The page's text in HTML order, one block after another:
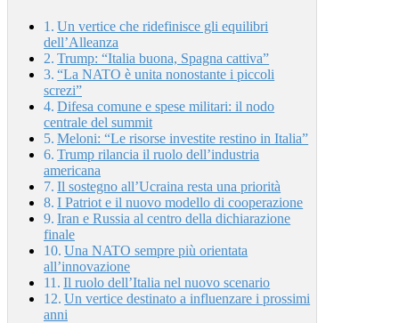
Un vertice che ridefinisce gli equilibri
dell’Alleanza
Trump: “Italia buona, Spagna cattiva”
“La NATO è unita nonostante i piccoli
screzi”
Difesa comune e spese militari: il nodo
centrale del summit
Meloni: “Le risorse investite restino in Italia”
Trump rilancia il ruolo dell’industria
americana
Il sostegno all’Ucraina resta una priorità
I Patriot e il nuovo modello di cooperazione
Iran e Russia al centro della dichiarazione
finale
Una NATO sempre più orientata
all’innovazione
Il ruolo dell’Italia nel nuovo scenario
Un vertice destinato a influenzare i prossimi
anni